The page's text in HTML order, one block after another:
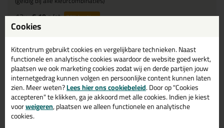
12x 6,19p/st 20%korting
120x5,89
Waarom dit product?
Met5 sterrenbeoordeeld
Bestand tegen schoonmaakmiddelen
Hoge schimmel resistentie
ISEGA
Cookies
Kitcentrum gebruikt cookies en vergelijkbare technieken. Naast
functionele en analytische cookies waardoor de website goed werkt,
plaatsen we ook marketing cookies zodat wij en derde partijen jouw
internetgedrag kunnen volgen en persoonlijke content kunnen laten
zien. Meer weten?Lees hier ons cookiebeleid. Door op "Cookies
accepteren" te klikken, ga je akkoord met alle cookies. Indien je kiest
voorweigeren, plaatsen we alleen functionele en analytische
cookies.